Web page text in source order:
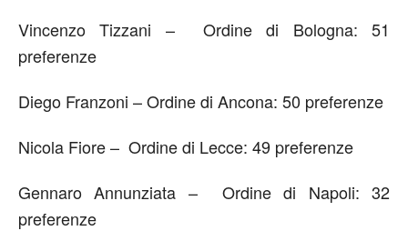
Vincenzo Tizzani – Ordine di Bologna: 51
preferenze
Diego Franzoni – Ordine di Ancona: 50 preferenze
Nicola Fiore – Ordine di Lecce: 49 preferenze
Gennaro Annunziata – Ordine di Napoli: 32
preferenze